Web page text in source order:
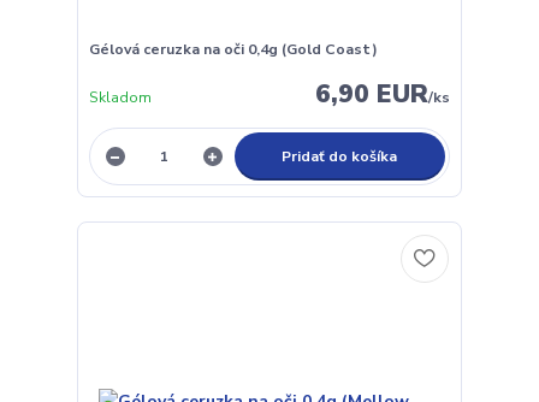
Gélová ceruzka na oči 0,4g (Gold Coast)
6,90 EUR/ks
Skladom
Pridať do košíka